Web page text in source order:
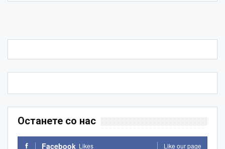
Останете со нас
Facebook Likes Like our page